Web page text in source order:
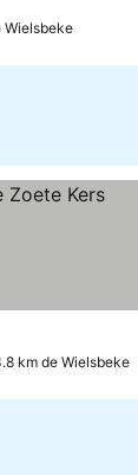
Wielsbeke
km de Wielsbeke